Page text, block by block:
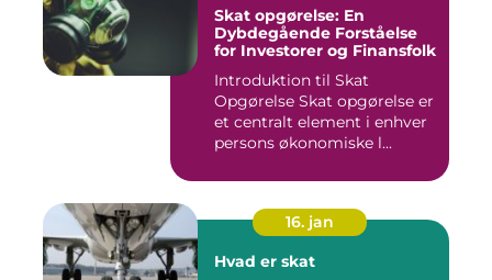
Skat opgørelse: En
Dybdegående Forståelse
for Investorer og Finansfolk
Introduktion til Skat
Opgørelse Skat opgørelse er
et centralt element i enhver
persons økonomiske l...
16. jan
Hvad er skat